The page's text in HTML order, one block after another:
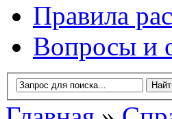
Правила
Вопросы и